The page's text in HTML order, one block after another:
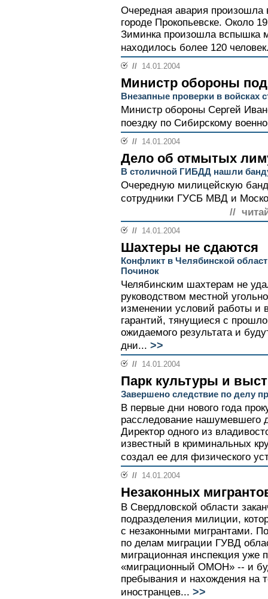
Очередная авария произошла
городе Прокопьевске. Около
Зиминка произошла вспышка
находилось более 120
// 14.01.2004
Министр обороны
Внезапные проверки в войсках
Министр обороны Сергей
поездку по Сибирскому
// 14.01.2004
Дело об отмытых
В столичной ГИБДД нашли
Очередную милицейскую
сотрудники ГУСБ МВД и
//
// 14.01.2004
Шахтеры не сдаются
Конфликт в Челябинской
Починок
Челябинским шахтерам не
руководством местной
изменении условий работы и
гарантий, тянущиеся с
ожидаемого результата и
дни... >>
// 14.01.2004
Парк культуры и
Завершено следствие по делу
В первые дни нового года
расследование нашумевшего
Директор одного из
известный в криминальных
создал ее для физического
// 14.01.2004
Незаконных
В Свердловской области
подразделения милиции,
с незаконными мигрантами.
по делам миграции ГУВД
миграционная инспекция уже
«миграционный ОМОН» -- и
пребывания и нахождения на
иностранцев... >>